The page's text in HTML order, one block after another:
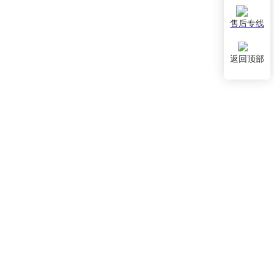
售后专线
返回顶部